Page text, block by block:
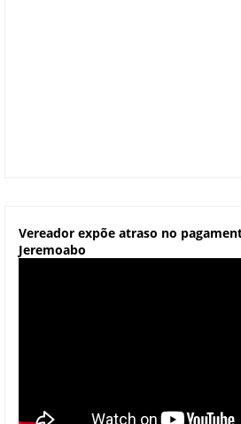
Vereador expõe atraso no
Jeremoabo